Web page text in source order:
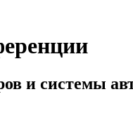
и системы